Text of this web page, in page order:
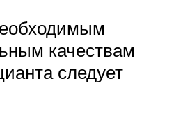
качествам
следует